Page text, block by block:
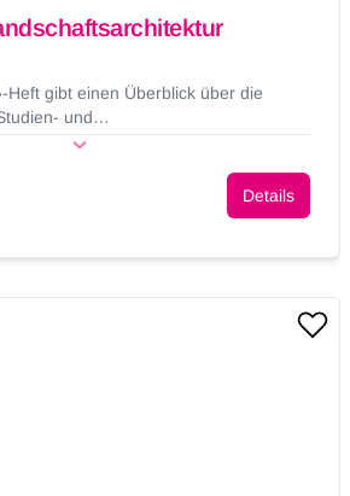
Heft gibt einen Überblick über die
und
auf und vermittelt Einblicke in
Details